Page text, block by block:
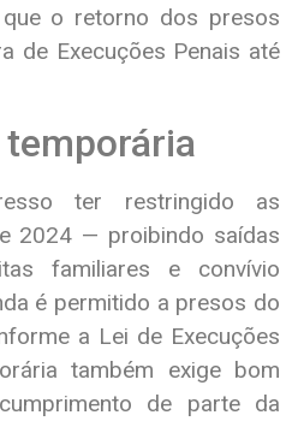
o retorno dos presos
de Execuções Penais até
temporária
ter restringido as
2024 — proibindo saídas
familiares e convívio
é permitido a presos do
a Lei de Execuções
também exige bom
de parte da